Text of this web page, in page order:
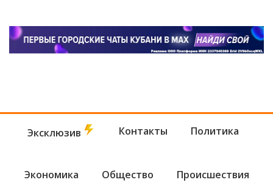
Эксклюзив Контакты Политика
Экономика Общество Происшествия